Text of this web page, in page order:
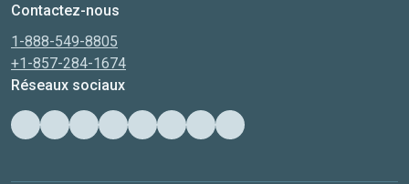
Contactez-nous
1-888-549-8805
+1-857-284-1674
Réseaux sociaux